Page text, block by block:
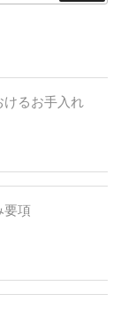
けるお手入れ
要項